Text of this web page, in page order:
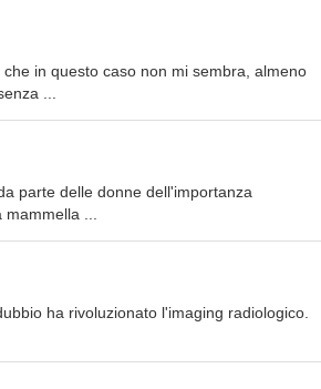
in questo caso non mi sembra, almeno
...
parte delle donne dell'importanza
...
ha rivoluzionato l'imaging radiologico.